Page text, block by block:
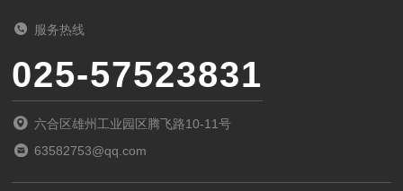
服务热线
025-57523831
六合区雄州工业园区腾飞路10-11号
63582753@qq.com